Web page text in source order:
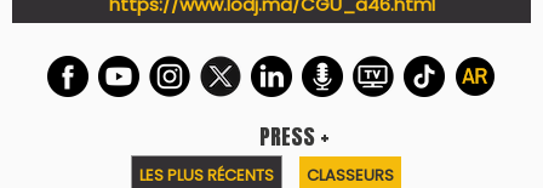
PRESS +
LES PLUS RÉCENTS CLASSEURS